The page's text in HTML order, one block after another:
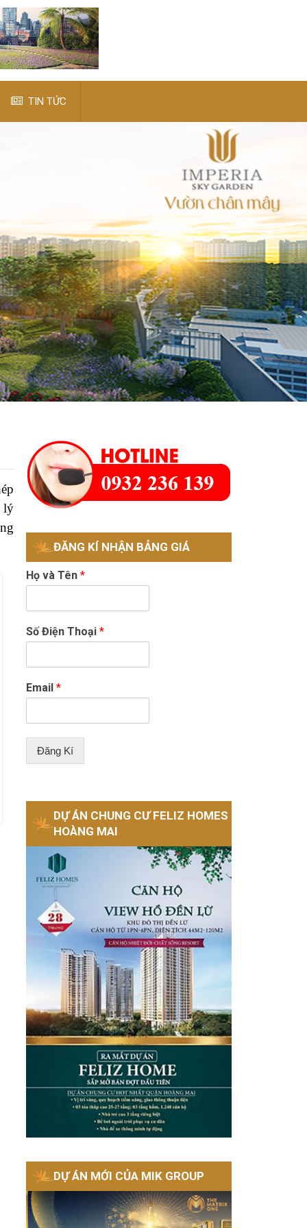
TIN TỨC
lý
ĐĂNG KÍ NHẬN BẢNG GIÁ
Họ và Tên *
Số Điện Thoại *
Email *
Đăng Kí
DỰ ÁN CHUNG CƯ FELIZ HOMES
HOÀNG MAI
DỰ ÁN MỚI CỦA MIK GROUP